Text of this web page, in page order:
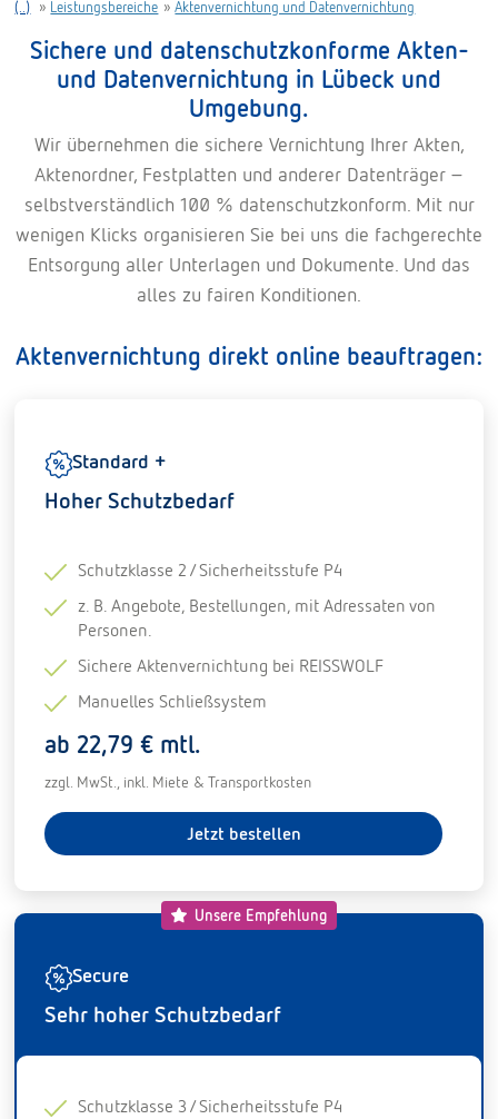
(..) » Leistungsbereiche »Aktenvernichtung und Datenvernichtung
Sichere und datenschutzkonforme Akten-
und Datenvernichtung in Lübeck und
Umgebung.
Wir übernehmen die sichere Vernichtung Ihrer Akten,
Aktenordner, Festplatten und anderer Datenträger –
selbstverständlich 100 % datenschutzkonform. Mit nur
wenigen Klicks organisieren Sie bei uns die fachgerechte
Entsorgung aller Unterlagen und Dokumente. Und das
alles zu fairen Konditionen.
Aktenvernichtung direkt online beauftragen:
Standard +
Hoher Schutzbedarf
Schutzklasse 2 / Sicherheitsstufe P4
z. B. Angebote, Bestellungen, mit Adressaten von
Personen.
Sichere Aktenvernichtung bei REISSWOLF
Manuelles Schließsystem
ab 22,79 € mtl.
zzgl. MwSt., inkl. Miete & Transportkosten
Jetzt bestellen
Unsere Empfehlung
Secure
Sehr hoher Schutzbedarf
Schutzklasse 3 / Sicherheitsstufe P4